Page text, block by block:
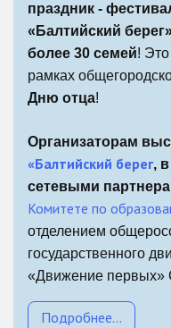
праздник -
«Балтийский
более 30 семей!
рамках
Дню отца!
Организаторам
«Балтийский берег,
сетевыми
Комитете по
отделением
государственного
«Движение первых»
Подробнее...